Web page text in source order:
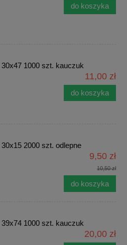
do koszyka
1000 szt. kauczuk
11,00 zł
do koszyka
2000 szt. odlepne
9,50 zł
10,50 zł
do koszyka
1000 szt. kauczuk
20,00 zł